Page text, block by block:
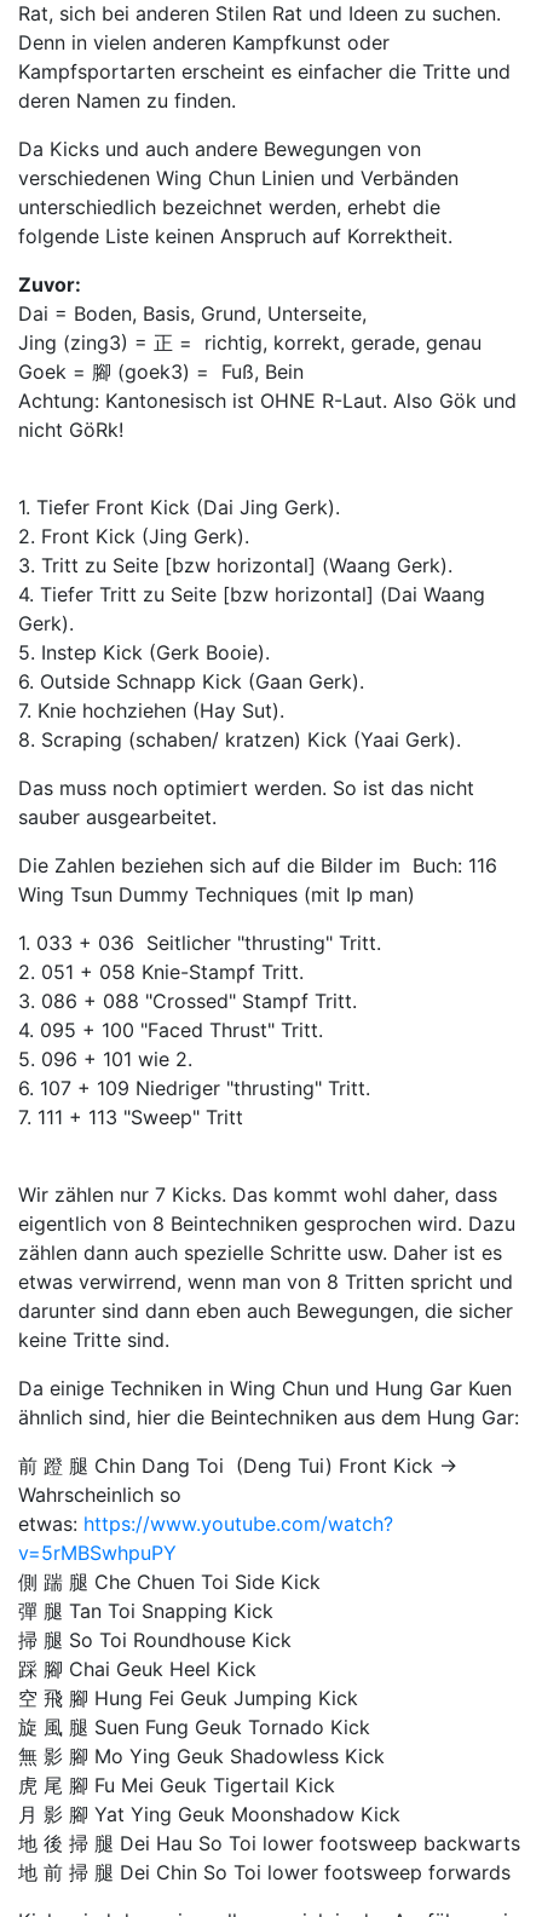
Rat, sich bei anderen Stilen Rat und Ideen zu suchen.
Denn in vielen anderen Kampfkunst oder
Kampfsportarten erscheint es einfacher die Tritte und
deren Namen zu finden.
Da Kicks und auch andere Bewegungen von
verschiedenen Wing Chun Linien und Verbänden
unterschiedlich bezeichnet werden, erhebt die
folgende Liste keinen Anspruch auf Korrektheit.
Zuvor:
Dai = Boden, Basis, Grund, Unterseite,
Jing (zing3) = 正 = richtig, korrekt, gerade, genau
Goek = 腳 (goek3) = Fuß, Bein
Achtung: Kantonesisch ist OHNE R-Laut. Also Gök und
nicht GöRk!
1. Tiefer Front Kick (Dai Jing Gerk).
2. Front Kick (Jing Gerk).
3. Tritt zu Seite [bzw horizontal] (Waang Gerk).
4. Tiefer Tritt zu Seite [bzw horizontal] (Dai Waang
Gerk).
5. Instep Kick (Gerk Booie).
6. Outside Schnapp Kick (Gaan Gerk).
7. Knie hochziehen (Hay Sut).
8. Scraping (schaben/ kratzen) Kick (Yaai Gerk).
Das muss noch optimiert werden. So ist das nicht
sauber ausgearbeitet.
Die Zahlen beziehen sich auf die Bilder im Buch: 116
Wing Tsun Dummy Techniques (mit Ip man)
1. 033 + 036 Seitlicher "thrusting" Tritt.
2. 051 + 058 Knie-Stampf Tritt.
3. 086 + 088 "Crossed" Stampf Tritt.
4. 095 + 100 "Faced Thrust" Tritt.
5. 096 + 101 wie 2.
6. 107 + 109 Niedriger "thrusting" Tritt.
7. 111 + 113 "Sweep" Tritt
Wir zählen nur 7 Kicks. Das kommt wohl daher, dass
eigentlich von 8 Beintechniken gesprochen wird. Dazu
zählen dann auch spezielle Schritte usw. Daher ist es
etwas verwirrend, wenn man von 8 Tritten spricht und
darunter sind dann eben auch Bewegungen, die sicher
keine Tritte sind.
Da einige Techniken in Wing Chun und Hung Gar Kuen
ähnlich sind, hier die Beintechniken aus dem Hung Gar:
前 蹬 腿 Chin Dang Toi (Deng Tui) Front Kick ->
Wahrscheinlich so
etwas: https://www.youtube.com/watch?
v=5rMBSwhpuPY
側 踹 腿 Che Chuen Toi Side Kick
彈 腿 Tan Toi Snapping Kick
掃 腿 So Toi Roundhouse Kick
踩 腳 Chai Geuk Heel Kick
空 飛 腳 Hung Fei Geuk Jumping Kick
旋 風 腿 Suen Fung Geuk Tornado Kick
無 影 腳 Mo Ying Geuk Shadowless Kick
虎 尾 腳 Fu Mei Geuk Tigertail Kick
月 影 腳 Yat Ying Geuk Moonshadow Kick
地 後 掃 腿 Dei Hau So Toi lower footsweep backwarts
地 前 掃 腿 Dei Chin So Toi lower footsweep forwards